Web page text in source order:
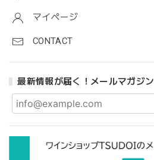
マイページ
CONTACT
最新情報が届く！メールマガジン